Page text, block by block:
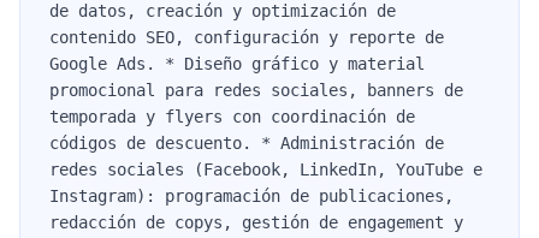
de datos, creación y optimización de
contenido SEO, configuración y reporte de
Google Ads. * Diseño gráfico y material
promocional para redes sociales, banners de
temporada y flyers con coordinación de
códigos de descuento. * Administración de
redes sociales (Facebook, LinkedIn, YouTube e
Instagram): programación de publicaciones,
redacción de copys, gestión de engagement y